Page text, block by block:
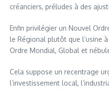
créanciers, préludes à des
Enfin privilégier un Nouvel
le Régional plutôt que l’usine
Ordre Mondial, Global et
Cela suppose un recentrage
l’investissement local,